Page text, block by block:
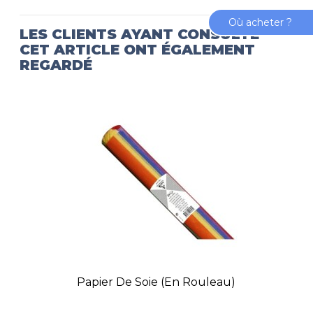
LES CLIENTS AYANT CONSULTÉ
CET ARTICLE ONT ÉGALEMENT
REGARDÉ
Papier De Soie (en Rouleau)
Où acheter ?